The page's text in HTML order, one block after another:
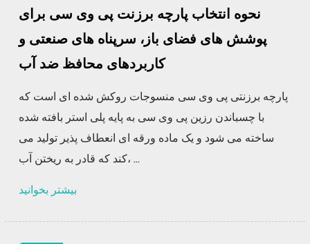
نحوه انتخاب پارچه برزنت پی وی سی برای
پوشش های فضای باز، سرپناه های صنعتی و
کاربردهای محافظ ضد آب
پارچه برزنتی پی وی سی منسوجات روکش شده ای است که
با چسباندن رزین پی وی سی به پایه پلی استر بافته شده
ساخته می شود و یک ماده ورقه ای انعطاف پذیر تولید می
کند که قادر به ریختن آب، ...
بیشتر بخوانید